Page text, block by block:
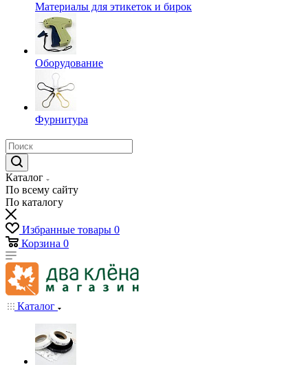
Материалы для этикеток и бирок
Оборудование
Фурнитура
Каталог
По всему сайту
По каталогу
Избранные товары 0
Корзина 0
Каталог